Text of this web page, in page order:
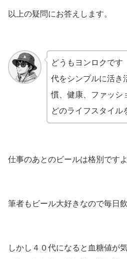
以上の疑問にお答えします。
どうもヨンロクです
代をシンプルに活き
慣、健康、ファッシ
どのライフスタイル
仕事のあとのビールは格別ですよ
筆者もビール大好きなので毎日
しかし４０代になると血糖値が